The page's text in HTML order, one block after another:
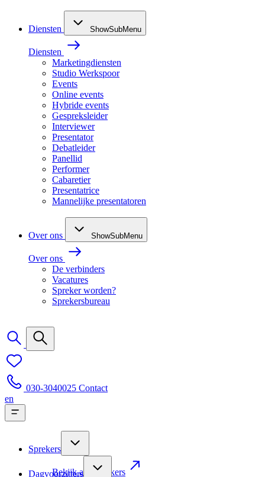
Diensten ShowSubMenu
Diensten
Marketingdiensten
Studio Werkspoor
Events
Online events
Hybride events
Gespreksleider
Interviewer
Presentator
Debatleider
Panellid
Performer
Cabaretier
Presentatrice
Mannelijke presentatoren
Over ons ShowSubMenu
Over ons
De verbinders
Vacatures
Spreker worden?
Sprekersbureau
030-3040025 Contact
en
Sprekers
Bekijk alle sprekers
Dagvoorzitters